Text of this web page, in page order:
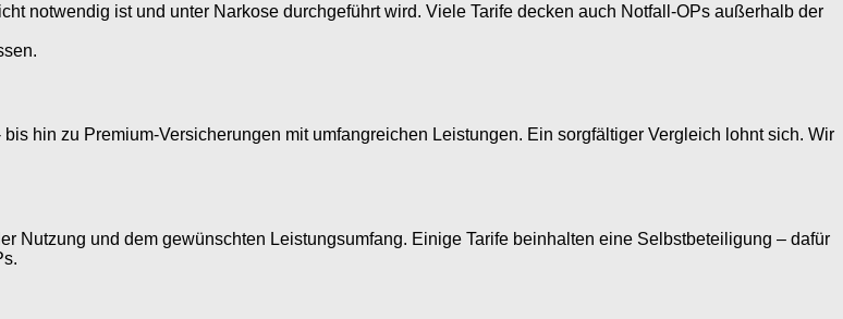
notwendig ist und unter Narkose durchgeführt wird. Viele Tarife decken auch Notfall-OPs außerhalb der
hin zu Premium-Versicherungen mit umfangreichen Leistungen. Ein sorgfältiger Vergleich lohnt sich. Wir
Nutzung und dem gewünschten Leistungsumfang. Einige Tarife beinhalten eine Selbstbeteiligung – dafür